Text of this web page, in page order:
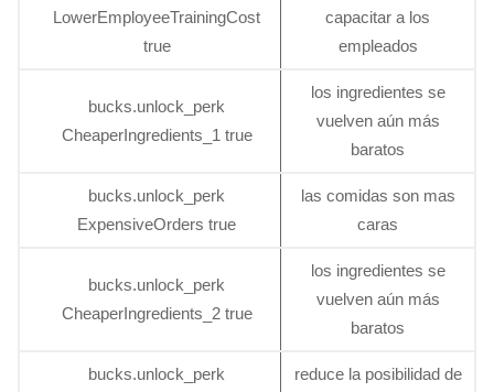
LowerEmployeeTrainingCost
true
capacitar a los
empleados
bucks.unlock_perk
CheaperIngredients_1 true
los ingredientes se
vuelven aún más
baratos
bucks.unlock_perk
ExpensiveOrders true
las comidas son mas
caras
bucks.unlock_perk
CheaperIngredients_2 true
los ingredientes se
vuelven aún más
baratos
bucks.unlock_perk
reduce la posibilidad de